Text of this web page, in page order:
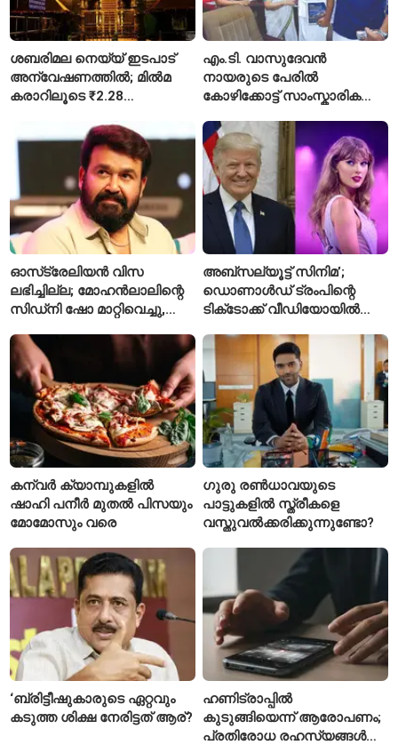
ശബരിമല നെയ്യ് ഇടപാട്
അന്വേഷണത്തിൽ; മിൽമ
കരാറിലൂടെ ₹2.28
എഫ്ഐആർ
എം.ടി. വാസുദേവൻ
നായരുടെ പേരിൽ
കോഴിക്കോട്ട് സാംസ്കാരിക
പ്രവർത്തനങ്ങൾക്ക് ₹50
കോടി
ഓസ്‌ട്രേലിയൻ വിസ
ലഭിച്ചില്ല; മോഹൻലാലിന്റെ
സിഡ്‌നി ഷോ മാറ്റിവെച്ചു,
ചോദിച്ച് താരം
അബ്സല്യൂട്ട് സിനിമ’;
ഡൊണാൾഡ് ട്രംപിന്റെ
ടിക്‌ടോക്ക് വീഡിയോയിൽ
‘August’ നീക്കം ചെയ്തു
കന്വർ ക്യാമ്പുകളിൽ
ഷാഹി പനീർ മുതൽ പിസയും
മോമോസും വരെ
ഗുരു രൺധാവയുടെ
പാട്ടുകളിൽ സ്ത്രീകളെ
വസ്തുവൽക്കരിക്കുന്നുണ്ടോ?
‘ബ്രിട്ടീഷുകാരുടെ ഏറ്റവും
കടുത്ത ശിക്ഷ നേരിട്ടത് ആര്?
ഹണിട്രാപ്പിൽ
കുടുങ്ങിയെന്ന് ആരോപണം;
പ്രതിരോധ രഹസ്യങ്ങൾ